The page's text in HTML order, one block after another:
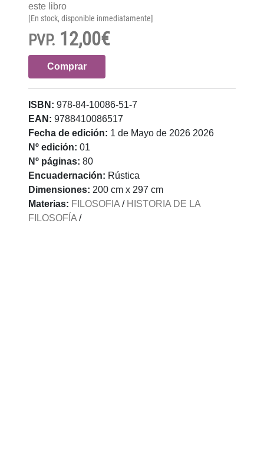
este libro
[En stock, disponible inmediatamente]
PVP. 12,00€
Comprar
ISBN: 978-84-10086-51-7
EAN: 9788410086517
Fecha de edición: 1 de Mayo de 2026 2026
Nº edición: 01
Nº páginas: 80
Encuadernación: Rústica
Dimensiones: 200 cm x 297 cm
Materias: FILOSOFIA / HISTORIA DE LA
FILOSOFÍA /